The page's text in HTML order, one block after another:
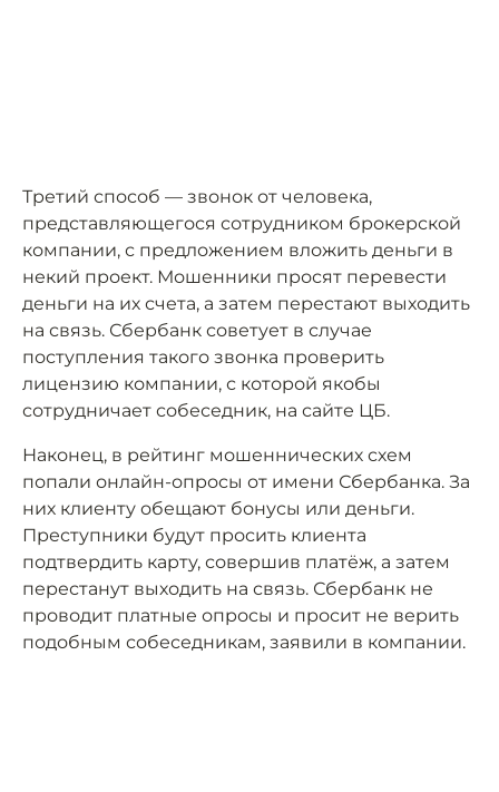
Третий способ — звонок от человека,
представляющегося сотрудником брокерской
компании, с предложением вложить деньги в
некий проект. Мошенники просят перевести
деньги на их счета, а затем перестают выходить
на связь. Сбербанк советует в случае
поступления такого звонка проверить
лицензию компании, с которой якобы
сотрудничает собеседник, на сайте ЦБ.
Наконец, в рейтинг мошеннических схем
попали онлайн-опросы от имени Сбербанка. За
них клиенту обещают бонусы или деньги.
Преступники будут просить клиента
подтвердить карту, совершив платёж, а затем
перестанут выходить на связь. Сбербанк не
проводит платные опросы и просит не верить
подобным собеседникам, заявили в компании.